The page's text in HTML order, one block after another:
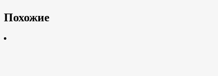
Похожие